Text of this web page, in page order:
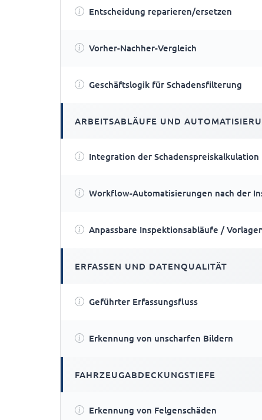
Entscheidung reparieren/ersetzen
Vorher-Nachher-Vergleich
Geschäftslogik für Schadensfilterung
ARBEITSABLÄUFE UND
Integration der
Workflow-Automatisierungen nach der
Anpassbare Inspektionsabläufe /
ERFASSEN UND DATENQUALITÄT
Geführter Erfassungsfluss
Erkennung von unscharfen Bildern
FAHRZEUGABDECKUNGSTIEFE
Erkennung von Felgenschäden